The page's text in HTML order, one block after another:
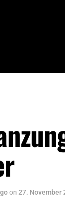
on 27. November